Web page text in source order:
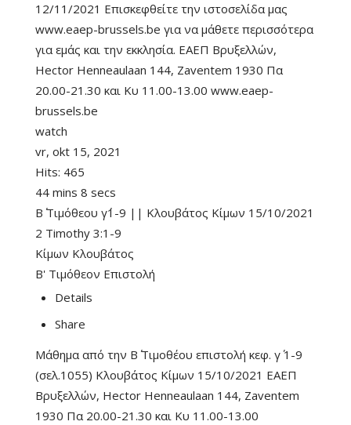
12/11/2021 Επισκεφθείτε την ιστοσελίδα μας
www.eaep-brussels.be για να μάθετε περισσότερα
για εμάς και την εκκλησία. ΕΑΕΠ Βρυξελλών,
Hector Henneaulaan 144, Zaventem 1930 Πα
20.00-21.30 και Κυ 11.00-13.00 www.eaep-
brussels.be
watch
vr, okt 15, 2021
Hits: 465
44 mins 8 secs
Β΄ Τιμόθεου γ΄1-9 || Κλουβάτος Κίμων 15/10/2021
2 Timothy 3:1-9
Κίμων Κλουβάτος
Β' Τιμόθεον Επιστολή
Details
Share
Μάθημα από την Β΄ Τιμοθέου επιστολή κεφ. γ΄ 1-9
(σελ.1055) Κλουβάτος Κίμων 15/10/2021 ΕΑΕΠ
Βρυξελλών, Hector Henneaulaan 144, Zaventem
1930 Πα 20.00-21.30 και Κυ 11.00-13.00